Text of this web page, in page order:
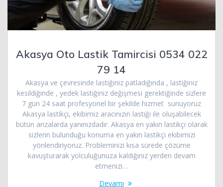
Akasya Oto Lastik Tamircisi 0534 022
79 14
Akasya ve çevresinde lastiğiniz patladığında , lastiğiniz
kesildiğinde , yedek lastiğiniz değişmesi gerektiğinde sizlere
7 gün 24 saat profesyonel bir şekilde hizmet sunuyoruz
Akasya lastikçi, ekibimiz aracınızın lastiği ile oluşabilecek
bütün arızalarda yanınızdadır. Akasya en yakın lastikçi olarak
sizlerin bulunduğu konuma en yakın lastikçi ekibimizi
yönlendiriyoruz. Probleminizi kısa sürede çözüme
kavuşturarak yolculuğunuza kaldığınız yerden devam
etmenizi…
Devamı